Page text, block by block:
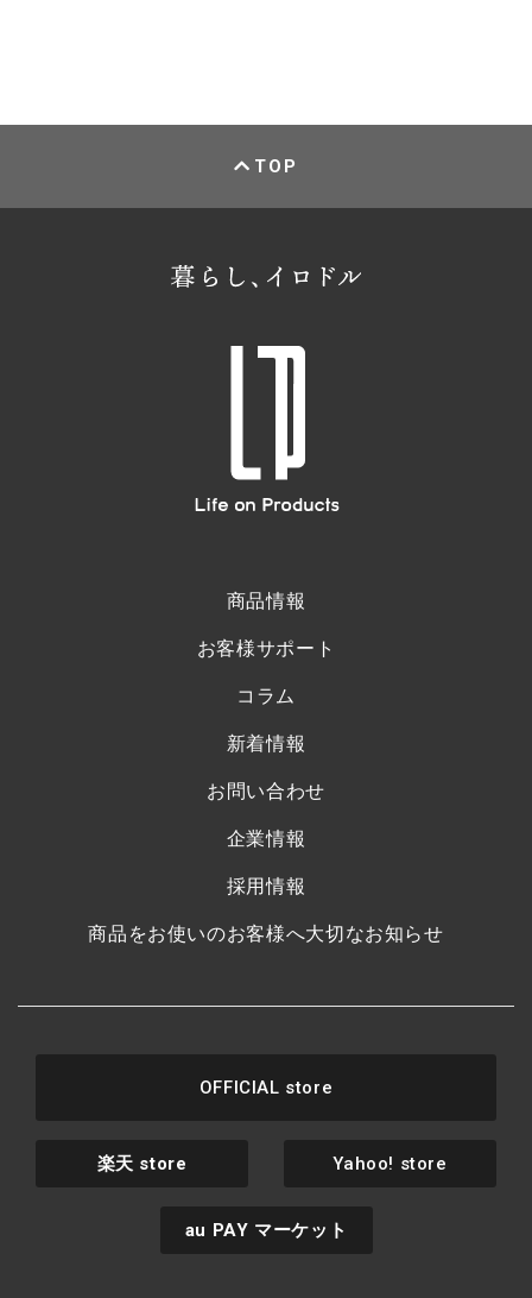
TOP
商品情報
お客様サポート
コラム
新着情報
お問い合わせ
企業情報
採用情報
商品をお使いのお客様へ大切なお知らせ
OFFICIAL store
楽天 store Yahoo! store
au PAY マーケット